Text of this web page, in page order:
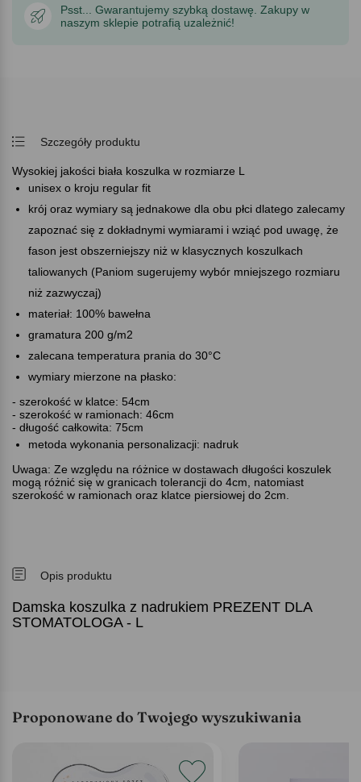
Psst... Gwarantujemy szybką dostawę. Zakupy w
naszym sklepie potrafią uzależnić!
Szczegóły produktu
Wysokiej jakości biała koszulka w rozmiarze L
unisex o kroju regular fit
krój oraz wymiary są jednakowe dla obu płci dlatego zalecamy
zapoznać się z dokładnymi wymiarami i wziąć pod uwagę, że
fason jest obszerniejszy niż w klasycznych koszulkach
taliowanych (Paniom sugerujemy wybór mniejszego rozmiaru
niż zazwyczaj)
materiał: 100% bawełna
gramatura 200 g/m2
zalecana temperatura prania do 30°C
wymiary mierzone na płasko:
- szerokość w klatce: 54cm
- szerokość w ramionach: 46cm
- długość całkowita: 75cm
metoda wykonania personalizacji: nadruk
Uwaga: Ze względu na różnice w dostawach długości koszulek
mogą różnić się w granicach tolerancji do 4cm, natomiast
szerokość w ramionach oraz klatce piersiowej do 2cm.
Opis produktu
Damska koszulka z nadrukiem PREZENT DLA
STOMATOLOGA - L
Proponowane do Twojego wyszukiwania